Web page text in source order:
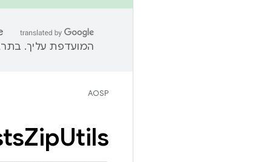
המועדפת עליך.
AOSP
ZipUtils